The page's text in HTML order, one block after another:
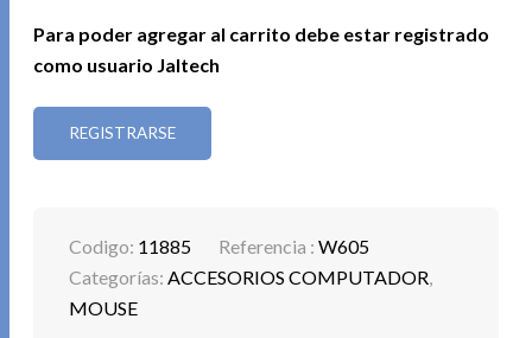
• Compatible con Windows / Mac OS / Android / Linux /
iOS
Ideal para quienes buscan comodidad, silencio y
Para poder agregar al carrito debe estar registrado
como usuario Jaltech
REGISTRARSE
Codigo: 11885 Referencia :W605
Categorías:ACCESORIOS COMPUTADOR,
MOUSE